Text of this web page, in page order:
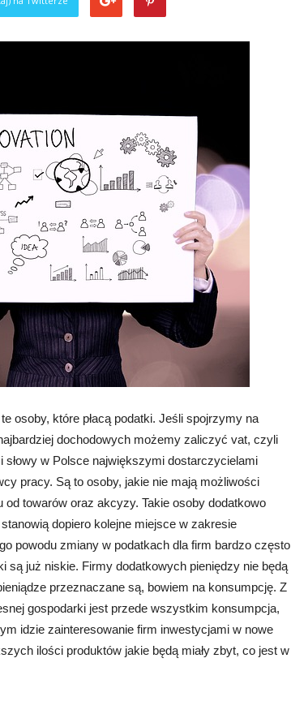
osoby, które płacą podatki. Jeśli spojrzymy na
dochodowych możemy zaliczyć vat, czyli
w Polsce największymi dostarczycielami
pracy. Są to osoby, jakie nie mają możliwości
towarów oraz akcyzy. Takie osoby dodatkowo
dopiero kolejne miejsce w zakresie
powodu zmiany w podatkach dla firm bardzo często
są już niskie. Firmy dodatkowych pieniędzy nie będą
przeznaczane są, bowiem na konsumpcję. Z
gospodarki jest przede wszystkim konsumpcja,
idzie zainteresowanie firm inwestycjami w nowe
ilości produktów jakie będą miały zbyt, co jest w